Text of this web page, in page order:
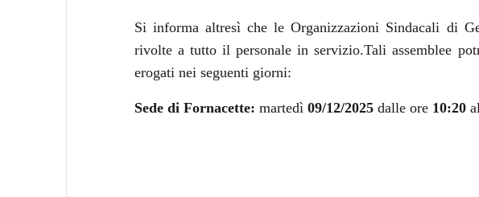
Si informa altresì che le Organizzazioni Sindacali di
rivolte a tutto il personale in servizio.Tali assemblee
erogati nei seguenti giorni:
Sede di Fornacette: martedì 09/12/2025dalle ore 10:20